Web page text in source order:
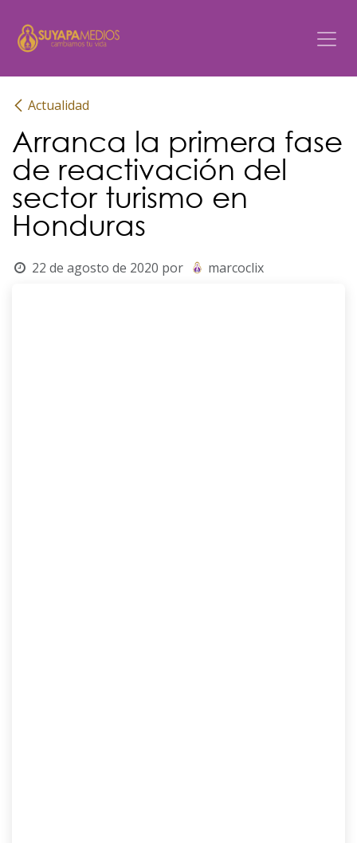
Actualidad
Arranca la primera fase
de reactivación del
sector turismo en
Honduras
22 de agosto de 2020 por marcoclix